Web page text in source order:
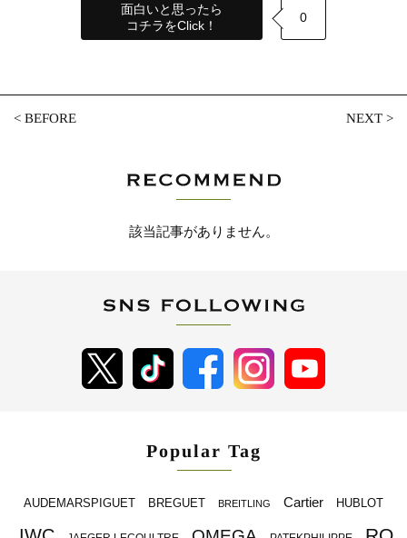
面白いと思ったら
コチラをClick！
0
<BEFORE NEXT>
該当記事がありません。
Popular Tag
AUDEMARSPIGUET BREGUET BREITLING Cartier HUBLOT